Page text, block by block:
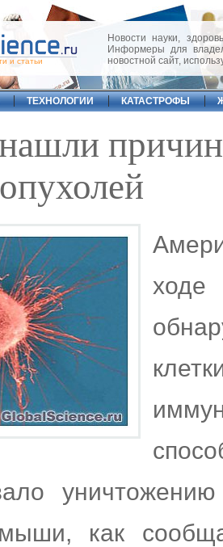
и статьи
Новости науки,
Информеры для
новостной сайт,
ТЕХНОЛОГИИ КАТАСТРОФЫ
как